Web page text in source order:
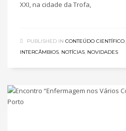
XXI, na cidade da Trofa,
PUBLISHED IN CONTEÚDO CIENTÍFICO,
INTERCÂMBIOS, NOTÍCIAS, NOVIDADES